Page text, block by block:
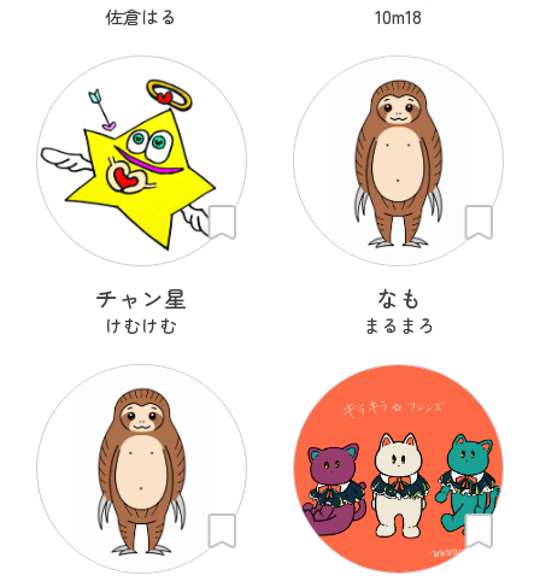
佐倉はる 10m18
チャン星
けむけむ
なも
まるまろ